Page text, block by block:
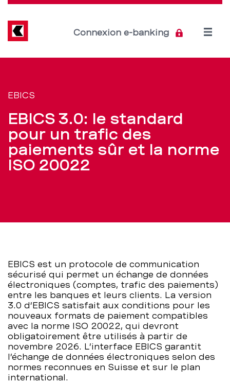
3.0:
un
trafic
des
pour
entreprises
–
BCBE
Direkt
Inhalt
Connexion e-banking
Open
navigation
de
service
EBICS
EBICS 3.0: le standard
pour un trafic des
paiements sûr et la norme
ISO 20022
EBICS est un protocole de communication
sécurisé qui permet un échange de données
électroniques (comptes, trafic des paiements)
entre les banques et leurs clients. La version
3.0 d’EBICS satisfait aux conditions pour les
nouveaux formats de paiement compatibles
avec la norme ISO 20022, qui devront
obligatoirement être utilisés à partir de
novembre 2026. L’interface EBICS garantit
l’échange de données électroniques selon des
normes reconnues en Suisse et sur le plan
international.